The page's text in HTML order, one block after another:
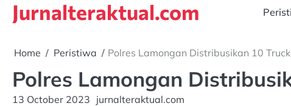
SkipJurnalteraktual.com
Home Peristiwa Polres Lamongan Distribusikan 10
Polres Lamongan
13 October 2023 jurnalteraktual.com